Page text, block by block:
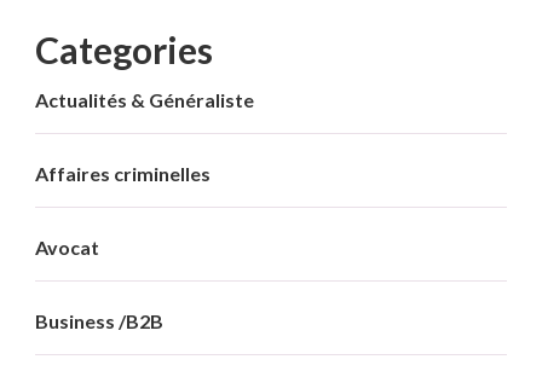
Categories
Actualités & Généraliste
Affaires criminelles
Avocat
Business /B2B